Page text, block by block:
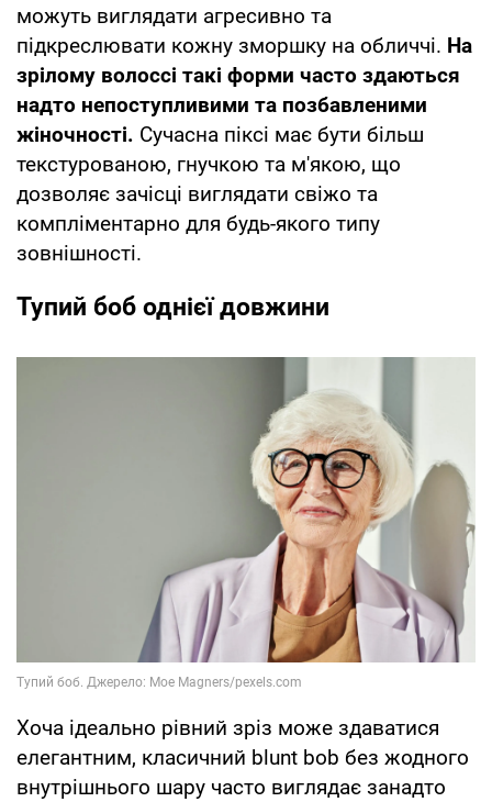
можуть виглядати агресивно та
підкреслювати кожну зморшку на обличчі. На
зрілому волоссі такі форми часто здаються
надто непоступливими та позбавленими
жіночності. Сучасна піксі має бути більш
текстурованою, гнучкою та м'якою, що
дозволяє зачісці виглядати свіжо та
компліментарно для будь-якого типу
зовнішності.
Тупий боб однієї довжини
Хоча ідеально рівний зріз може здаватися
елегантним, класичний blunt bob без жодного
внутрішнього шару часто виглядає занадто